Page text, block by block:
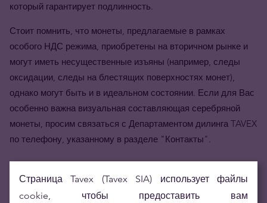
который гарантирует подлинность.
Стоит помнить, что монеты, предлагаемые в рамках
особого НДС режима, приобретены на вторичном рынке и
могут иметь несущественные изъяны (например, следы
оксидации, следы на блестящих поверхностях монет),
однако могут быть и в идеальном состоянии. Если для Вас
особенно важна визуальная составляющая серебряной
монеты, просим связаться с Департаментом дилинга TAVEX
по телефону, указанному в разделе "Контакты".
Страница Tavex (Tavex SIA) использует файлы
cookie, чтобы предоставить вам